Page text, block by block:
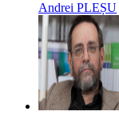
Andrei PLEȘU